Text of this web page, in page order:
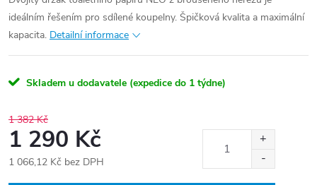
ideálním řešením pro sdílené koupelny. Špičková kvalita a maximální
kapacita. Detailní informace
Skladem u dodavatele (expedice do 1 týdne)
1 382 Kč
1 290 Kč
1 066,12 Kč bez DPH